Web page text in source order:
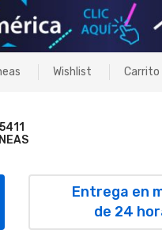
Wishlist Carrito
in the cart.
Entrega en
de 24